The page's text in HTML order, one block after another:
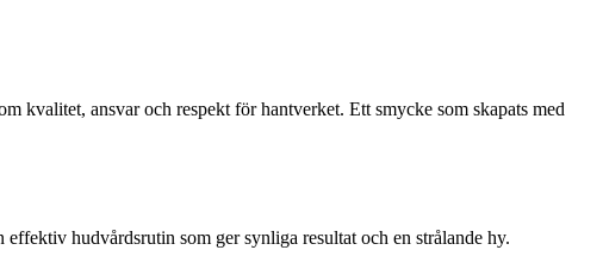
kvalitet, ansvar och respekt för hantverket. Ett smycke som skapats med
hudvårdsrutin som ger synliga resultat och en strålande hy.